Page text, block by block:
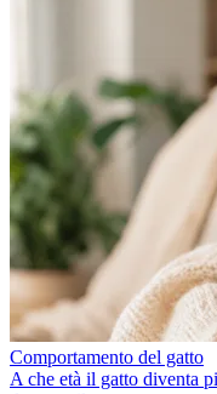
Comportamento del gatto
A che età il gatto diventa